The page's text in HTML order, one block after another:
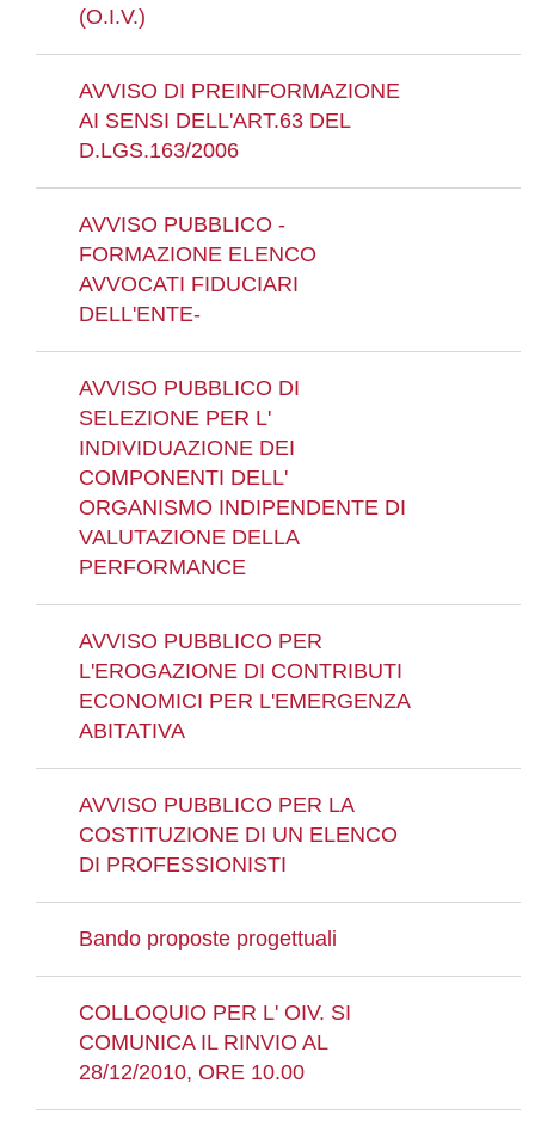
(O.I.V.)
AVVISO DI PREINFORMAZIONE
AI SENSI DELL'ART.63 DEL
D.LGS.163/2006
AVVISO PUBBLICO -
FORMAZIONE ELENCO
AVVOCATI FIDUCIARI
DELL'ENTE-
AVVISO PUBBLICO DI
SELEZIONE PER L'
INDIVIDUAZIONE DEI
COMPONENTI DELL'
ORGANISMO INDIPENDENTE DI
VALUTAZIONE DELLA
PERFORMANCE
AVVISO PUBBLICO PER
L'EROGAZIONE DI CONTRIBUTI
ECONOMICI PER L'EMERGENZA
ABITATIVA
AVVISO PUBBLICO PER LA
COSTITUZIONE DI UN ELENCO
DI PROFESSIONISTI
Bando proposte progettuali
COLLOQUIO PER L' OIV. SI
COMUNICA IL RINVIO AL
28/12/2010, ORE 10.00